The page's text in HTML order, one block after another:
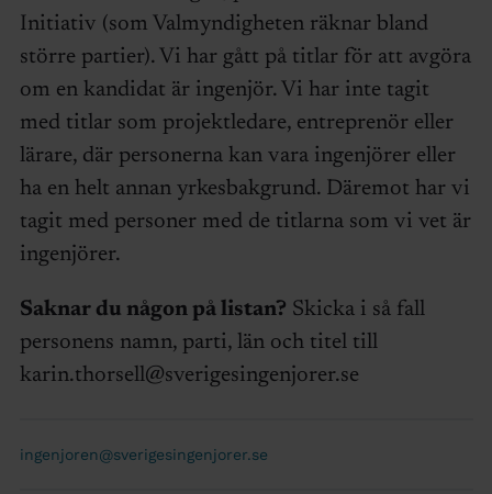
Initiativ (som Valmyndigheten räknar bland
större partier). Vi har gått på titlar för att avgöra
om en kandidat är ingenjör. Vi har inte tagit
med titlar som projektledare, entreprenör eller
lärare, där personerna kan vara ingenjörer eller
ha en helt annan yrkesbakgrund. Däremot har vi
tagit med personer med de titlarna som vi vet är
ingenjörer.
Saknar du någon på listan? Skicka i så fall
personens namn, parti, län och titel till
karin.thorsell@sverigesingenjorer.se
ingenjoren@sverigesingenjorer.se